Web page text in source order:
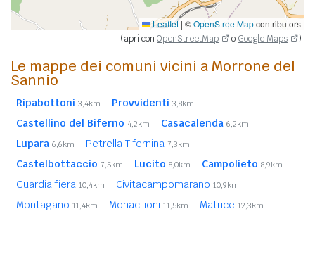
Leaflet | ©OpenStreetMapcontributors
(apri con OpenStreetMap o Google Maps )
Le mappe dei comuni vicini a Morrone del
Sannio
Ripabottoni 3,4km Provvidenti 3,8km
Castellino del Biferno 4,2km Casacalenda 6,2km
Lupara 6,6km Petrella Tifernina 7,3km
Castelbottaccio 7,5km Lucito 8,0km Campolieto 8,9km
Guardialfiera 10,4km Civitacampomarano 10,9km
Montagano 11,4km Monacilioni 11,5km Matrice 12,3km